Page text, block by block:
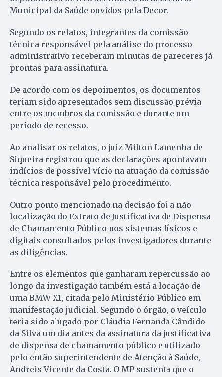
Municipal da Saúde ouvidos pela Decor.
Segundo os relatos, integrantes da comissão
técnica responsável pela análise do processo
administrativo receberam minutas de pareceres já
prontas para assinatura.
De acordo com os depoimentos, os documentos
teriam sido apresentados sem discussão prévia
entre os membros da comissão e durante um
período de recesso.
Ao analisar os relatos, o juiz Milton Lamenha de
Siqueira registrou que as declarações apontavam
indícios de possível vício na atuação da comissão
técnica responsável pelo procedimento.
Outro ponto mencionado na decisão foi a não
localização do Extrato de Justificativa de Dispensa
de Chamamento Público nos sistemas físicos e
digitais consultados pelos investigadores durante
as diligências.
Entre os elementos que ganharam repercussão ao
longo da investigação também está a locação de
uma BMW X1, citada pelo Ministério Público em
manifestação judicial. Segundo o órgão, o veículo
teria sido alugado por Cláudia Fernanda Cândido
da Silva um dia antes da assinatura da justificativa
de dispensa de chamamento público e utilizado
pelo então superintendente de Atenção à Saúde,
Andreis Vicente da Costa. O MP sustenta que o